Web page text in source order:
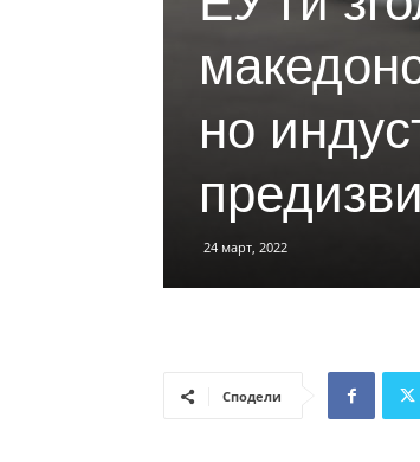
но
24 март, 2022
Сподели